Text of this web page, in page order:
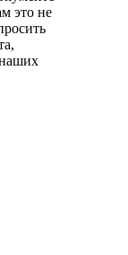
это не